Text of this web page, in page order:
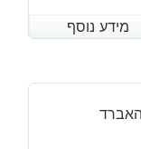
מידע נוסף
מידע נוסף